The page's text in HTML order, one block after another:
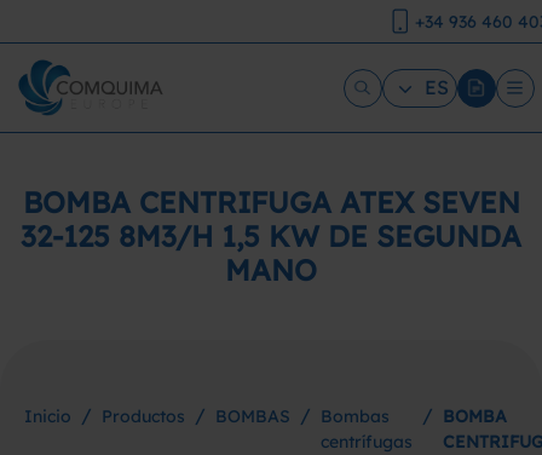
+34 936 460
ES
BOMBA CENTRIFUGA ATEX SEVEN
32-125 8M3/H 1,5 KW DE SEGUNDA
MANO
Inicio / Productos / BOMBAS / Bombas
centrífugas
/ BOMBA